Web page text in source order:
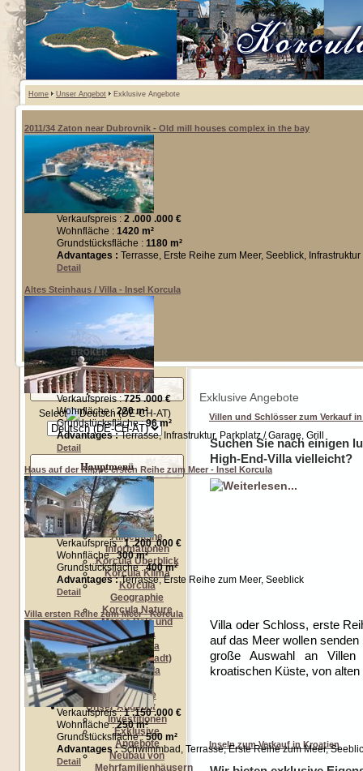
Home Unser Angebot Exklusive Angebote
2011/34 Zaton near Dubrovnik - Old mill houses complex in the bay
Verkaufspreis : 2 .000 .000 €
Wohnfläche : 1420 m²
Grundstücksfläche : 1180 m²
Advantages : Terrasse, Erste Reihe zum Meer, Seeblick, Infrastruktur
Detail
Altes Steinhaus / Villa - Insel Korcula
Verkaufspreis :725 .000 €
Wohnfläche :220 m²
Grundstücksfläche :96 m²
Advantages :Terrasse, Infrastruktur, Parkplatz / Garage, Grill
Detail
Haus auf der Klippe ersten Reihe zum Meer - Insel Korcula
Verkaufspreis :1 .200 .000 €
Wohnfläche :300 m²
Grundstücksfläche :400 m²
Advantages :Terrasse, Erste Reihe zum Meer, Seeblick
Detail
Villa ersten Reihe zum Meer - Korcula
Verkaufspreis :1 .150 .000 €
Wohnfläche :250 m²
Grundstücksfläche :500 m²
Advantages :Schwimmbad, Terrasse, Erste Reihe zum Meer,
Detail
Sprachwahl
Select
Hauptmenü
Startseite
Wir über uns
Über Korcula
Allgemeine
Informationen
Korcula Überblick
Korcula Klima
Korcula
Geographie
Korcula Nature
Marco Polo und
Korcula
Vela Luka
Korcula (Stadt)
Lumbarda
Blato
Racisce
Unser Angebot
Investitionen
Exklusive
Angebote
Neubau von
Mehrfamilienhäusern
Exklusive Angebote
Villen und Schlösser zum Verkauf
Suchen Sie nach einigen
High-End-Villa vielleicht?
Villa oder Schloss, erste
auf das Meer wollen
große Auswahl an
kroatischen Küste, von
Inseln zum Verkauf in Kroatien